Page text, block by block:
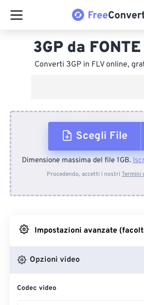
3GP da
Converti 3GP in FLV online,
Scegli File
Dal dispositivo
Da Google Drive
Dimensione massima del file 1GB.
Procedendo, accetti i nostri Termini
Impostazioni avanzate
Opzioni video
Codec video